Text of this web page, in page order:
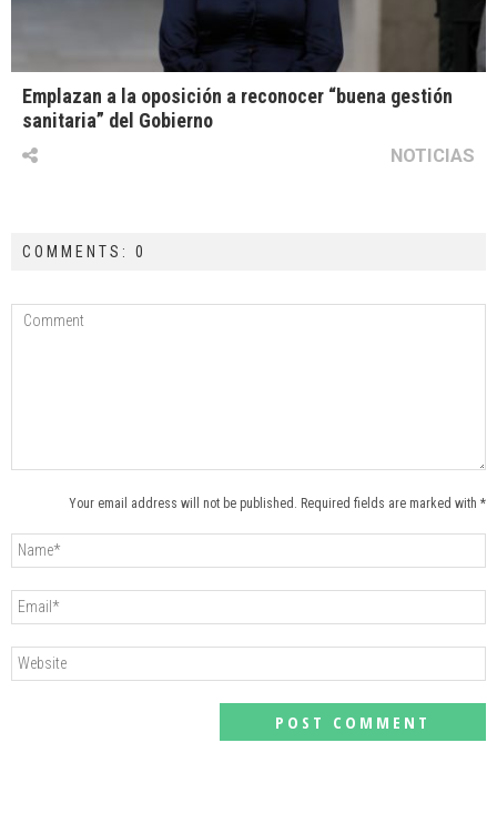
Emplazan a la oposición a reconocer “buena gestión
sanitaria” del Gobierno
NOTICIAS
COMMENTS: 0
Your email address will not be published. Required fields are marked with *